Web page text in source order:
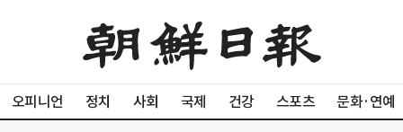
오피니언 정치 사회 국제 건강 스포츠 문화·연예